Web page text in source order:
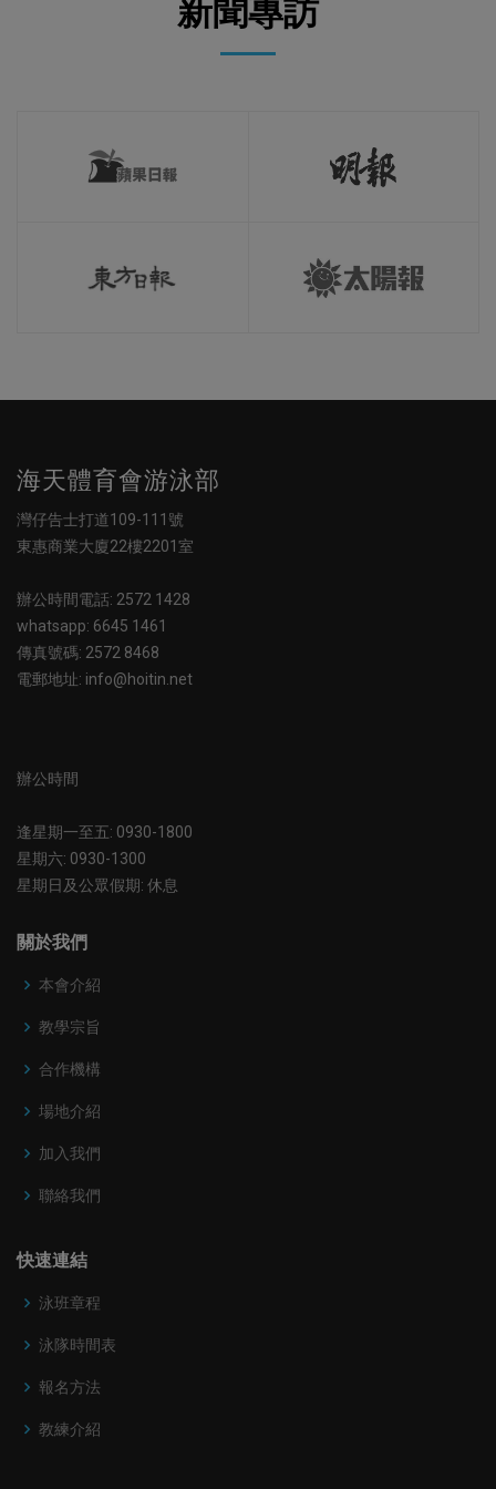
新聞專訪
海天體育會游泳部
灣仔告士打道109-111號
東惠商業大廈22樓2201室
辦公時間電話: 2572 1428
whatsapp: 6645 1461
傳真號碼: 2572 8468
電郵地址: info@hoitin.net
辦公時間
逢星期一至五: 0930-1800
星期六: 0930-1300
星期日及公眾假期: 休息
關於我們
本會介紹
教學宗旨
合作機構
場地介紹
加入我們
聯絡我們
快速連結
泳班章程
泳隊時間表
報名方法
教練介紹